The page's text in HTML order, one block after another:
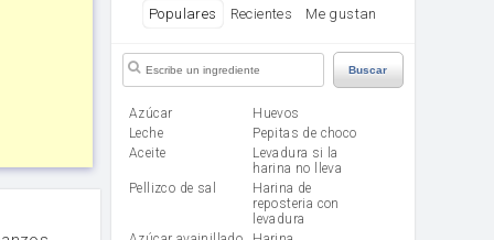
Populares Recientes Me gustan
Buscar
Azúcar
huevos
leche
Pepitas de choco
aceite
Levadura si la
harina no lleva
Pellizco de sal
Harina de
reposteria con
levadura